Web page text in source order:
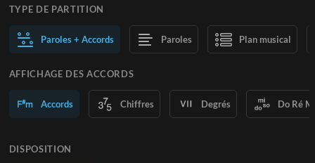
TYPE DE PARTITION
Paroles + Accords Paroles Plan musical
AFFICHAGE DES ACCORDS
Accords Chiffres Degrés Do Ré
DISPOSITION